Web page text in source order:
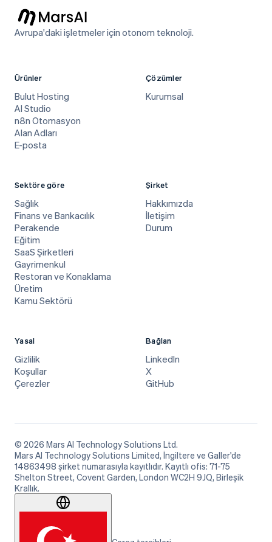
Avrupa'daki işletmeler için otonom teknoloji.
Ürünler
Bulut Hosting
AI Studio
n8n Otomasyon
Alan Adları
E-posta
Çözümler
Kurumsal
Sektöre göre
Sağlık
Finans ve Bankacılık
Perakende
Eğitim
SaaS Şirketleri
Gayrimenkul
Restoran ve Konaklama
Üretim
Kamu Sektörü
Şirket
Hakkımızda
İletişim
Durum
Yasal
Gizlilik
Koşullar
Çerezler
Bağlan
LinkedIn
X
GitHub
© 2026 Mars AI Technology Solutions Ltd.
Mars AI Technology Solutions Limited, İngiltere ve Galler'de
14863498 şirket numarasıyla kayıtlıdır. Kayıtlı ofis: 71-75
Shelton Street, Covent Garden, London WC2H 9JQ, Birleşik
Krallık.